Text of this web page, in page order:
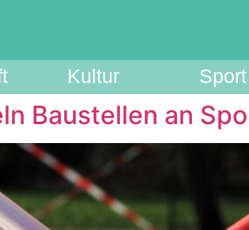
Kultur Sport
Baustellen an